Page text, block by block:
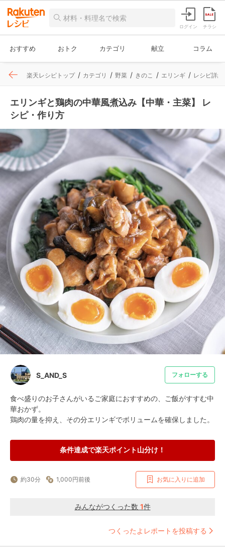
ログイン チラシ
おすすめ おトク カテゴリ 献立 コラム
楽天レシピトップ カテゴリ 野菜 きのこ エリンギ レシピ詳細
エリンギと鶏肉の中華風煮込み【中華・主菜】 レ
シピ・作り方
S_AND_S フォローする
食べ盛りのお子さんがいるご家庭におすすめの、ご飯がすすむ中
華おかず。
鶏肉の量を抑え、その分エリンギでボリュームを確保しました。
条件達成で楽天ポイント山分け！
約30分 1,000円前後 お気に入りに追加
みんながつくった数 1件
つくったよレポートを投稿する